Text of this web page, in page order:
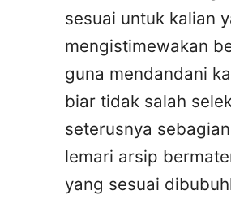
sesuai untuk kalian
mengistimewakan
guna mendandani
biar tidak salah
seterusnya
lemari arsip
yang sesuai